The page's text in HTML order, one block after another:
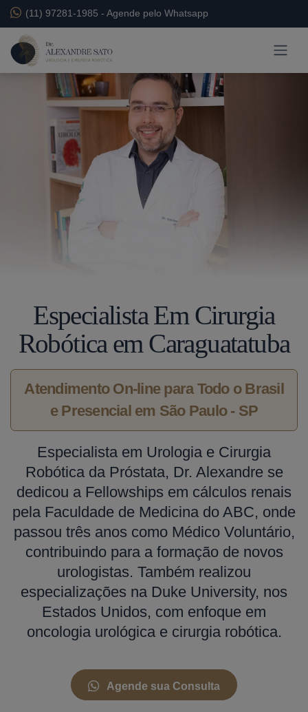
(11) 97281-1985 - Agende pelo Whatsapp
Especialista Em Cirurgia
Robótica em Caraguatatuba
Atendimento On-line para Todo o Brasil
e Presencial em São Paulo - SP
Especialista em Urologia e Cirurgia
Robótica da Próstata, Dr. Alexandre se
dedicou a Fellowships em cálculos renais
pela Faculdade de Medicina do ABC, onde
passou três anos como Médico Voluntário,
contribuindo para a formação de novos
urologistas. Também realizou
especializações na Duke University, nos
Estados Unidos, com enfoque em
oncologia urológica e cirurgia robótica.
Agende sua Consulta